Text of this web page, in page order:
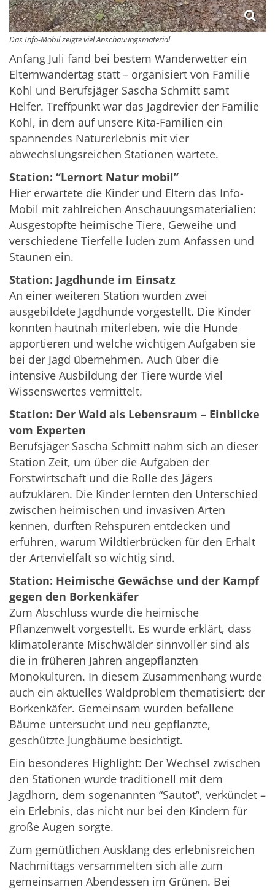
Das Info-Mobil zeigte viel Anschauungsmaterial
Anfang Juli fand bei bestem Wanderwetter ein
Elternwandertag statt – organisiert von Familie
Kohl und Berufsjäger Sascha Schmitt samt
Helfer. Treffpunkt war das Jagdrevier der Familie
Kohl, in dem auf unsere Kita-Familien ein
spannendes Naturerlebnis mit vier
abwechslungsreichen Stationen wartete.
Station: “Lernort Natur mobil”
Hier erwartete die Kinder und Eltern das Info-
Mobil mit zahlreichen Anschauungsmaterialien:
Ausgestopfte heimische Tiere, Geweihe und
verschiedene Tierfelle luden zum Anfassen und
Staunen ein.
Station: Jagdhunde im Einsatz
An einer weiteren Station wurden zwei
ausgebildete Jagdhunde vorgestellt. Die Kinder
konnten hautnah miterleben, wie die Hunde
apportieren und welche wichtigen Aufgaben sie
bei der Jagd übernehmen. Auch über die
intensive Ausbildung der Tiere wurde viel
Wissenswertes vermittelt.
Station: Der Wald als Lebensraum – Einblicke
vom Experten
Berufsjäger Sascha Schmitt nahm sich an dieser
Station Zeit, um über die Aufgaben der
Forstwirtschaft und die Rolle des Jägers
aufzuklären. Die Kinder lernten den Unterschied
zwischen heimischen und invasiven Arten
kennen, durften Rehspuren entdecken und
erfuhren, warum Wildtierbrücken für den Erhalt
der Artenvielfalt so wichtig sind.
Station: Heimische Gewächse und der Kampf
gegen den Borkenkäfer
Zum Abschluss wurde die heimische
Pflanzenwelt vorgestellt. Es wurde erklärt, dass
klimatolerante Mischwälder sinnvoller sind als
die in früheren Jahren angepflanzten
Monokulturen. In diesem Zusammenhang wurde
auch ein aktuelles Waldproblem thematisiert: der
Borkenkäfer. Gemeinsam wurden befallene
Bäume untersucht und neu gepflanzte,
geschützte Jungbäume besichtigt.
Ein besonderes Highlight: Der Wechsel zwischen
den Stationen wurde traditionell mit dem
Jagdhorn, dem sogenannten “Sautot”, verkündet –
ein Erlebnis, das nicht nur bei den Kindern für
große Augen sorgte.
Zum gemütlichen Ausklang des erlebnisreichen
Nachmittags versammelten sich alle zum
gemeinsamen Abendessen im Grünen. Bei